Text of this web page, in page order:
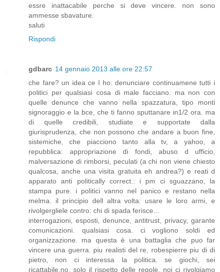
essre inattacabile perche si deve vincere. non sono
ammesse sbavature.
saluti
Rispondi
gdbarc 14 gennaio 2013 alle ore 22:57
che fare? un idea ce l ho: denunciare continuamene tutti i
politici per qualsiasi cosa di male facciano. ma non con
quelle denunce che vanno nella spazzatura, tipo monti
signoraggio e la bce, che ti fanno sputtanare in1/2 ora. ma
di quelle credibili, studiate e supportate dalla
giurisprudenza, che non possono che andare a buon fine,
sistemiche, che piacciono tanto alla tv, a yahoo, a
repubblica: appropriazione di fondi, abuso d ufficio,
malversazione di rimborsi, peculati (a chi non viene chiesto
qualcosa, anche una visita gratuita eh andrea?) e reati d
apparato anti politically correct.: i pm ci sguazzano, la
stampa pure. i politici vanno nel panico e restano nella
melma. il principio dell altra volta: usare le loro armi, e
rivolgergliele contro: chi di spada ferisce...
interrogazioni, esposti, denunce, antitrust, privacy, garante
comunicazioni. qualsiasi cosa. ci vogliono soldi ed
organizzazione. ma questa è una battaglia che puo far
vincere una guerra. piu realisti del re, robespierre piu di di
pietro, non ci interessa la politica. se giochi, sei
ricattabile.no, solo il rispetto delle regole, noi ci rivolgiamo